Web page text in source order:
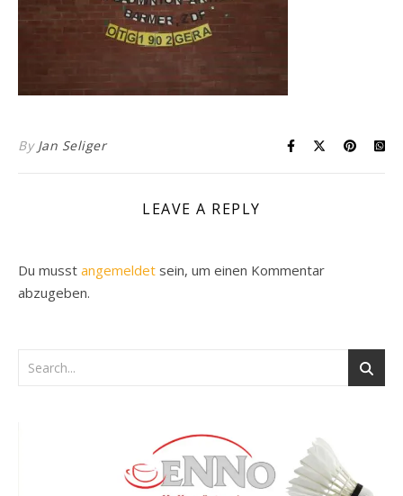
By Jan Seliger
LEAVE A REPLY
Du musst angemeldet sein, um einen Kommentar
abzugeben.